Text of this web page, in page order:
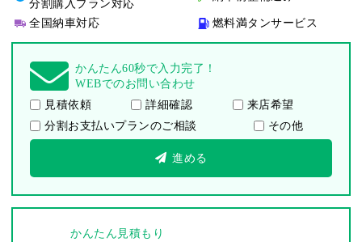
分割購入プラン対応
全国納車対応 燃料満タンサービス
かんたん60秒で入力完了！
WEBでのお問い合わせ
見積依頼
詳細確認
来店希望
分割お支払いプランのご相談
その他
進める
かんたん見積もり